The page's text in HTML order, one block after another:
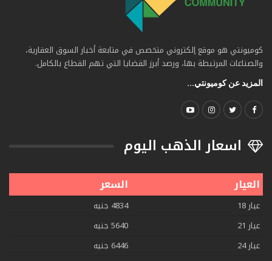
كوميونتي هو موقع إلكتروني متخصص في متابعة أخبار السوق العقارية،
والصناعات المرتبطة بها، ورصد أبرز القضايا التي تهم القطاع بالكامل.
المزيد عن كوميونتي...
اسعار الذهب اليوم
العيار السعر
عيار 18
4834 جنيه
عيار 21
5640 جنيه
عيار 24
6446 جنيه